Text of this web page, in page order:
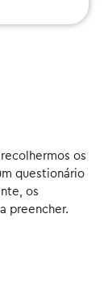
os
questionário
os
preencher.